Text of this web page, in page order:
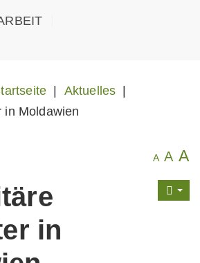
Aktuelles
in Moldawien
A A A
in